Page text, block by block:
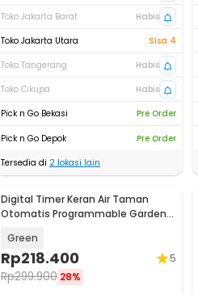
Toko Jakarta Barat
Habis
Toko Jakarta Utara
Sisa 4
Toko Tangerang
Habis
Toko Cikupa
Habis
Pick n Go Bekasi
Pre Order
Pick n Go Depok
Pre Order
Tersedia di 2 lokasi lain
Digital Timer Keran Air Taman
Otomatis Programmable Garden
Green
Rp218.400
Rp299.900 28%
5